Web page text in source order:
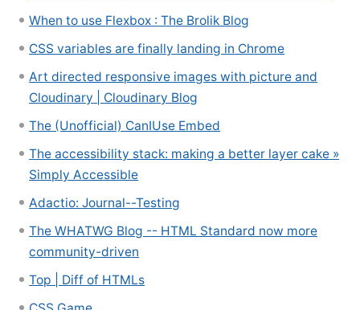
When to use Flexbox : The Brolik Blog
CSS variables are finally landing in Chrome
Art directed responsive images with picture and
Cloudinary | Cloudinary Blog
The (Unofficial) CanIUse Embed
The accessibility stack: making a better layer cake »
Simply Accessible
Adactio: Journal--Testing
The WHATWG Blog -- HTML Standard now more
community-driven
Top | Diff of HTMLs